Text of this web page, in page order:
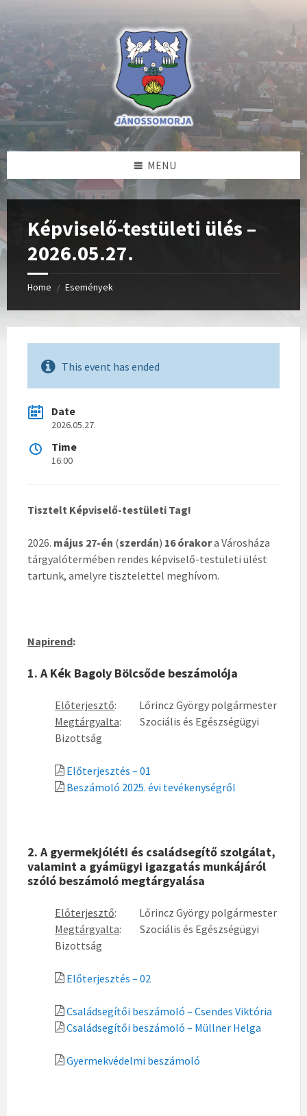
content
left
sidebar
footer
MENU
Képviselő-testületi ülés –
2026.05.27.
Home / Események
This event has ended
Date
2026.05.27.
Time
16:00
Tisztelt Képviselő-testületi Tag!
2026. május 27-én (szerdán) 16 órakora Városháza
tárgyalótermében rendes képviselő-testületi ülést
tartunk, amelyre tisztelettel meghívom.
Napirend:
1. A Kék Bagoly Bölcsőde beszámolója
Előterjesztő: Lőrincz György polgármester
Megtárgyalta: Szociális és Egészségügyi
Bizottság
Előterjesztés – 01
Beszámoló 2025. évi tevékenységről
2. A gyermekjóléti és családsegítő szolgálat,
valamint a gyámügyi igazgatás munkájáról
szóló beszámoló megtárgyalása
Előterjesztő: Lőrincz György polgármester
Megtárgyalta: Szociális és Egészségügyi
Bizottság
Előterjesztés – 02
Családsegítői beszámoló – Csendes Viktória
Családsegítői beszámoló – Müllner Helga
Gyermekvédelmi beszámoló